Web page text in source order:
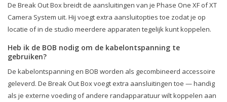
De Break Out Box breidt de aansluitingen van je Phase One XF of XT
Camera System uit. Hij voegt extra aansluitopties toe zodat je op
locatie of in de studio meerdere apparaten tegelijk kunt koppelen.
Heb ik de BOB nodig om de kabelontspanning te
gebruiken?
De kabelontspanning en BOB worden als gecombineerd accessoire
geleverd. De Break Out Box voegt extra aansluitingen toe — handig
als je externe voeding of andere randapparatuur wilt koppelen aan